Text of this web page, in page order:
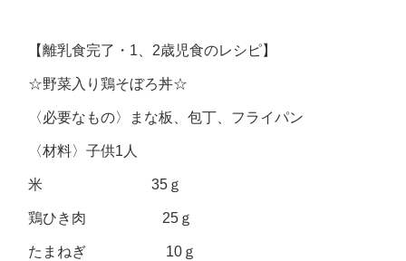
【離乳食完了・1、2歳児食のレシピ】
☆野菜入り鶏そぼろ丼☆
〈必要なもの〉まな板、包丁、フライパン
〈材料〉子供1人
米 35ｇ
鶏ひき肉 25ｇ
たまねぎ 10ｇ